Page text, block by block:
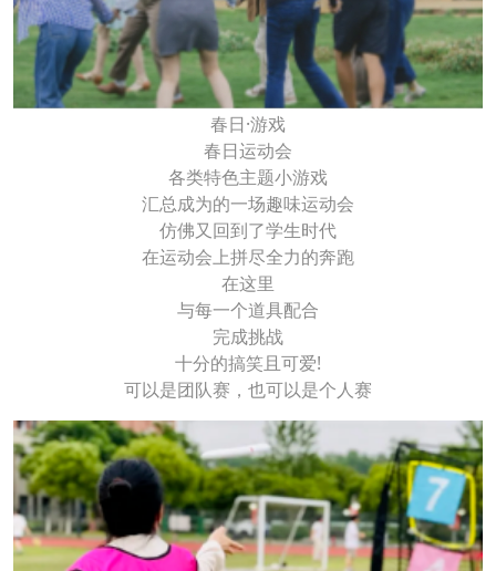
春日·游戏
春日运动会
各类特色主题小游戏
汇总成为的一场趣味运动会
仿佛又回到了学生时代
在运动会上拼尽全力的奔跑
在这里
与每一个道具配合
完成挑战
十分的搞笑且可爱!
可以是团队赛，也可以是个人赛